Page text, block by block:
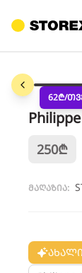
62₾/
250₾
მაღაზია:
ახალი